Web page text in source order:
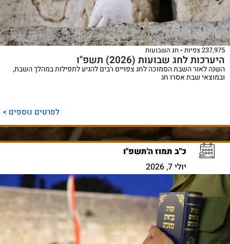
237,975 צפיות חג השבועות
היערכות לחג שבועות (2026) תשפ"ו
השנה לאור השבת הסמוכה לחג צפויים רבים להגיע לתפילות במהלך השבת,
ובמוצאי שבת אסרו חג
לפרטים נוספים >
כ"ב תמוז ה'תשפ"ו
יולי 7, 2026